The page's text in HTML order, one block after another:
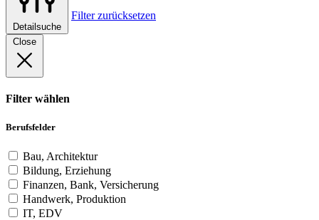
Detailsuche
Filter zurücksetzen
Close
Filter wählen
Berufsfelder
Bau, Architektur
Bildung, Erziehung
Finanzen, Bank, Versicherung
Handwerk, Produktion
IT, EDV